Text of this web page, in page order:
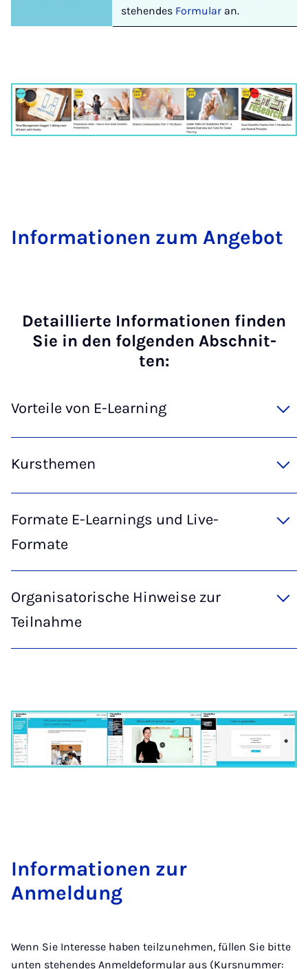
stehendes Formular an.
In­for­ma­ti­o­nen zum An­ge­bot
De­tail­lier­te In­for­ma­ti­o­nen fin­den
Sie in den fol­gen­den Ab­schnit­
ten:
Vorteile von E-Learning
Kursthemen
Formate E-Learnings und Live-
Formate
Organisatorische Hinweise zur
Teilnahme
Informationen zur
Anmeldung
Wenn Sie Interesse haben teilzunehmen, füllen Sie bitte
unten stehendes Anmeldeformular aus (Kursnummer: